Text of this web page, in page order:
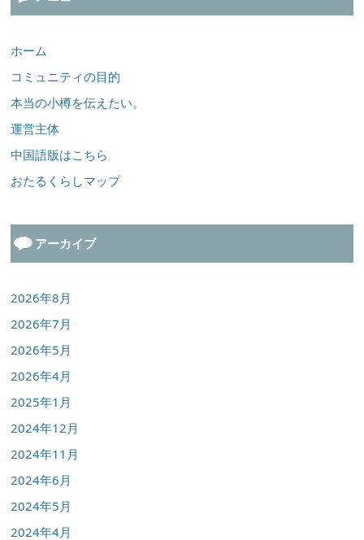
ホーム
コミュニティの目的
本当の小樽を伝えたい。
運営主体
中国語版はこちら
おたるくらしマップ
アーカイブ
2026年8月
2026年7月
2026年5月
2026年4月
2025年1月
2024年12月
2024年11月
2024年6月
2024年5月
2024年4月